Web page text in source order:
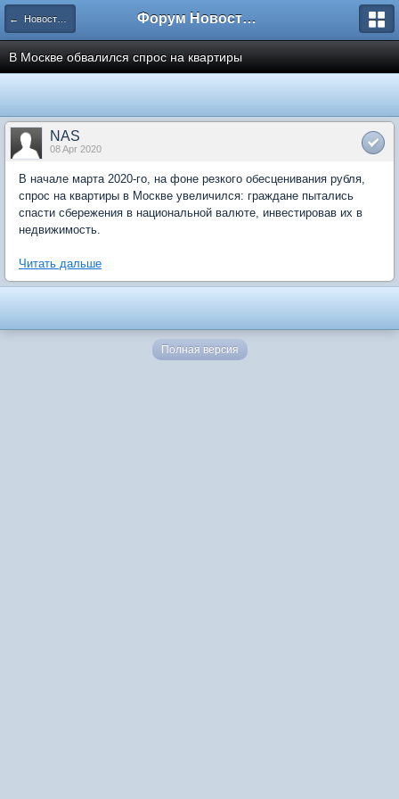
← Новости рынка недвижимости Форум Новостройки
В Москве обвалился спрос на квартиры
NAS
08 Apr 2020
В начале марта 2020-го, на фоне резкого обесценивания рубля,
спрос на квартиры в Москве увеличился: граждане пытались
спасти сбережения в национальной валюте, инвестировав их в
недвижимость.
Читать дальше
Полная версия